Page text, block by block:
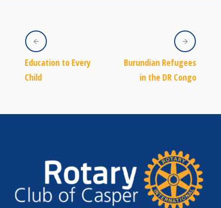
Education to Every
Child
Burundian Refugees
in the DR Congo